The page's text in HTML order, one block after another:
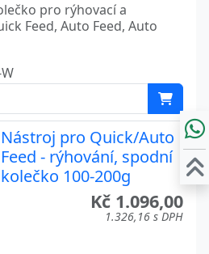
pro rýhovací a
Feed, Auto Feed, Auto
Nástroj pro Quick/Auto
Feed - rýhování, spodní
kolečko 100-200g
Kč 1.096,00
1.326,16 s DPH